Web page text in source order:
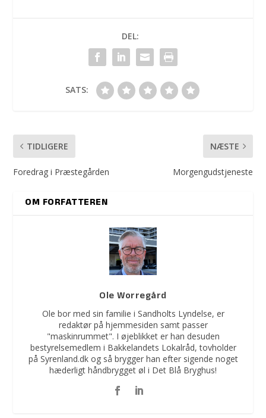
DEL:
SATS:
TIDLIGERE
Foredrag i Præstegården
NÆSTE
Morgengudstjeneste
OM FORFATTEREN
Ole Worregård
Ole bor med sin familie i Sandholts Lyndelse, er
redaktør på hjemmesiden samt passer
"maskinrummet". I øjeblikket er han desuden
bestyrelsemedlem i Bakkelandets Lokalråd, tovholder
på Syrenland.dk og så brygger han efter sigende noget
hæderligt håndbrygget øl i Det Blå Bryghus!